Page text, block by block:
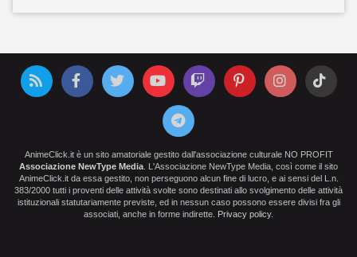
AnimeClick.it è un sito amatoriale gestito dall'associazione culturale NO PROFIT
Associazione NewType Media . L'Associazione NewType Media, così come il sito
AnimeClick.it da essa gestito, non perseguono alcun fine di lucro, e ai sensi del L.n.
383/2000 tutti i proventi delle attività svolte sono destinati allo svolgimento delle attività
istituzionali statutariamente previste, ed in nessun caso possono essere divisi fra gli
associati, anche in forme indirette. Privacy policy.